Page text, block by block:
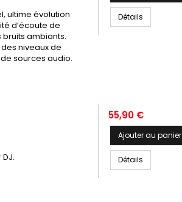
ultime évolution
d’écoute de
ambiants.
niveaux de
sources audio.
Détails
Prix
55,90 €
Ajouter au panier
Détails